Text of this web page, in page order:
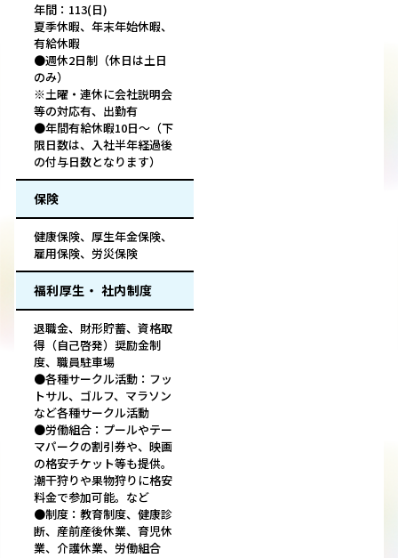
年間：113(日)
夏季休暇、年末年始休暇、
有給休暇
●週休2日制（休日は土日
のみ）
※土曜・連休に会社説明会
等の対応有、出勤有
●年間有給休暇10日～（下
限日数は、入社半年経過後
の付与日数となります）
保険
健康保険、厚生年金保険、
雇用保険、労災保険
福利厚生・ 社内制度
退職金、財形貯蓄、資格取
得（自己啓発）奨励金制
度、職員駐車場
●各種サークル活動：フッ
トサル、ゴルフ、マラソン
など各種サークル活動
●労働組合：プールやテー
マパークの割引券や、映画
の格安チケット等も提供。
潮干狩りや果物狩りに格安
料金で参加可能。など
●制度：教育制度、健康診
断、産前産後休業、育児休
業、介護休業、労働組合